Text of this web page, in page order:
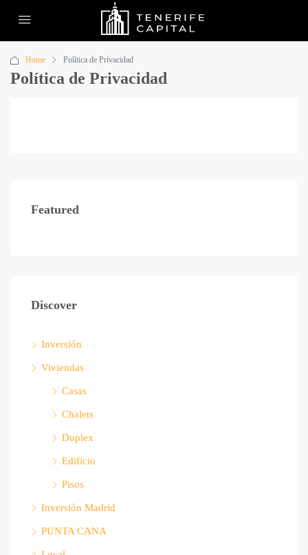
Home Política de Privacidad
Política de Privacidad
Featured
Discover
Inversión
Viviendas
Casas
Chalets
Duplex
Edificio
Pisos
Inversión Madrid
PUNTA CANA